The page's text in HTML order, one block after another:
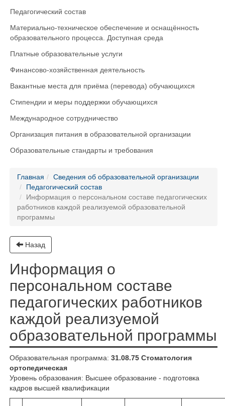
Педагогический состав
Материально-техническое обеспечение и оснащённость
образовательного процесса. Доступная среда
Платные образовательные услуги
Финансово-хозяйственная деятельность
Вакантные места для приёма (перевода) обучающихся
Стипендии и меры поддержки обучающихся
Международное сотрудничество
Организация питания в образовательной организации
Образовательные стандарты и требования
Главная
Сведения об образовательной организации
Педагогический состав
Информация о персональном составе педагогических
работников каждой реализуемой образовательной
программы
Назад
Информация о
персональном составе
педагогических работников
каждой реализуемой
образовательной программы
Образовательная программа: 31.08.75 Стоматология
ортопедическая
Уровень образования: Высшее образование - подготовка
кадров высшей квалификации